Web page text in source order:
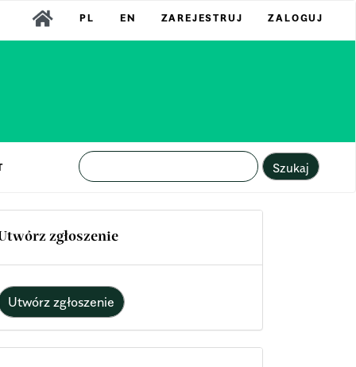
PL EN ZAREJESTRUJ ZALOGUJ
Szukaj
zgłoszenie
Utwórz zgłoszenie